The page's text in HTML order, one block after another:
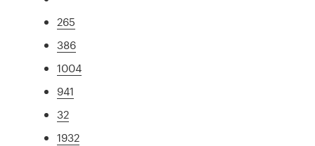
265
386
1004
941
32
1932